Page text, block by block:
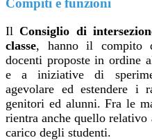
Compiti e funzioni
IlConsiglio di
classe, hanno il compito
docenti proposte in ordine
e a iniziative di
agevolare ed estendere i
genitori ed alunni. Fra le
rientra anche quello
carico degli studenti.